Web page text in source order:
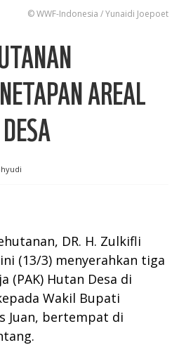
© WWF-Indonesia / Yunaidi Joepoet
AREAL
DR. H. Zulkifli
(13/3) menyerahkan tiga
(PAK) Hutan Desa di
Wakil Bupati
Juan, bertempat di